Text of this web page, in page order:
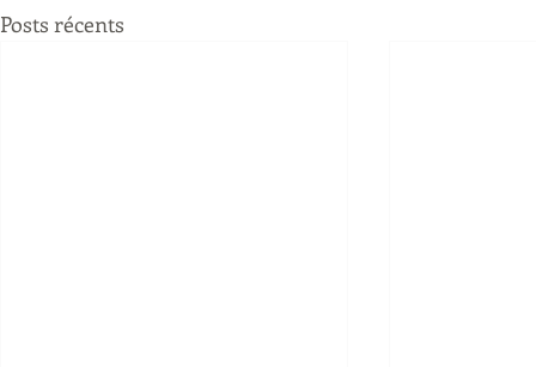
Posts récents